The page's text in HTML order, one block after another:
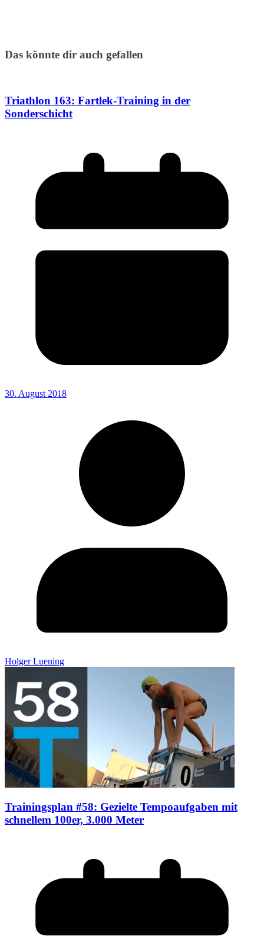
Das könnte dir auch gefallen
Triathlon 163: Fartlek-Training in der
Sonderschicht
30. August 2018
Holger Luening
Trainingsplan #58: Gezielte Tempoaufgaben mit
schnellem 100er, 3.000 Meter